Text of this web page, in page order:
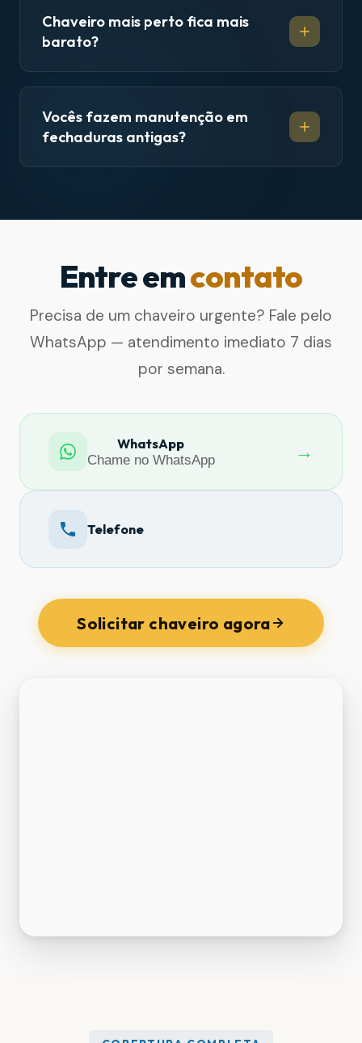
Chaveiro mais perto fica mais
barato?
Vocês fazem manutenção em
fechaduras antigas?
Entre emcontato
Precisa de um chaveiro urgente? Fale pelo
WhatsApp — atendimento imediato 7 dias
por semana.
WhatsApp
Chame no WhatsApp
→
Telefone
Solicitar chaveiro agora